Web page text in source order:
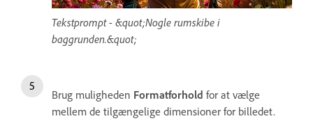
Tekstprompt - &quot;Nogle rumskibe i
baggrunden.&quot;
Brug muligheden Formatforhold for at vælge
mellem de tilgængelige dimensioner for billedet.